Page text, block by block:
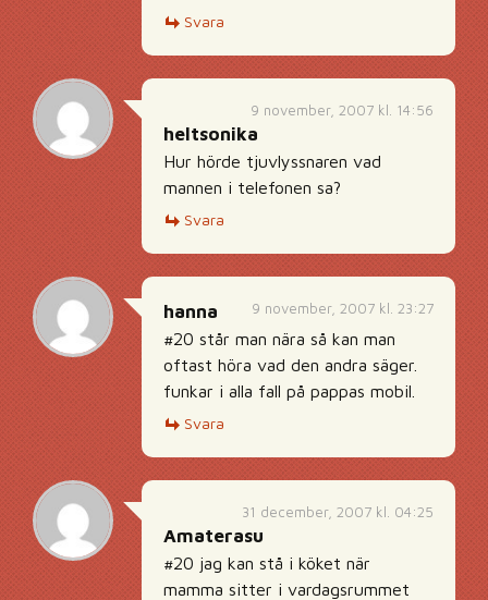
Svara
9 november, 2007 kl. 14:56
heltsonika
Hur hörde tjuvlyssnaren vad
mannen i telefonen sa?
Svara
9 november, 2007 kl. 23:27
hanna
#20 står man nära så kan man
oftast höra vad den andra säger.
funkar i alla fall på pappas mobil.
Svara
31 december, 2007 kl. 04:25
Amaterasu
#20 jag kan stå i köket när
mamma sitter i vardagsrummet